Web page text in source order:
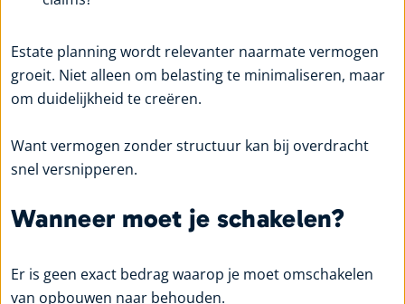
Estate planning wordt relevanter naarmate vermogen
groeit. Niet alleen om belasting te minimaliseren, maar
om duidelijkheid te creëren.
Want vermogen zonder structuur kan bij overdracht
snel versnipperen.
Wanneer moet je schakelen?
Er is geen exact bedrag waarop je moet omschakelen
van opbouwen naar behouden.